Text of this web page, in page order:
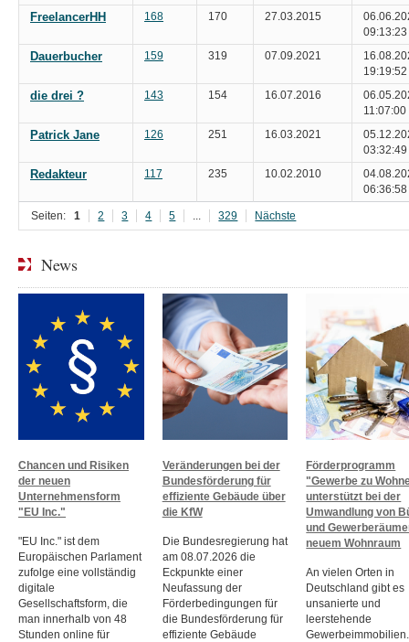
FreelancerHH 168 170 27.03.2015
09:13:23
Dauerbucher 159 319 07.09.2021
19:19:52
die drei ? 143 154 16.07.2016
11:07:00
Patrick Jane 126 251 16.03.2021
03:32:49
Redakteur 117 235 10.02.2010
06:36:58
Seiten: 1 2 3 4 5 329 Nächste
News
Chancen und Risiken
der neuen
Unternehmensform
"EU Inc."
"EU Inc." ist dem
Europäischen Parlament
zufolge eine vollständig
digitale
Gesellschaftsform, die
man innerhalb von 48
Stunden online für
Veränderungen bei der
Bundesförderung für
effiziente Gebäude über
die KfW
Die Bundesregierung hat
am 08.07.2026 die
Eckpunkte einer
Neufassung der
Förderbedingungen für
die Bundesförderung für
effiziente Gebäude
Förderprogramm
"Gewerbe zu
unterstützt bei der
Umwandlung von
und
neuem Wohnraum
An vielen Orten in
Deutschland gibt es
unsanierte und
leerstehende
Gewerbeimmobilien.